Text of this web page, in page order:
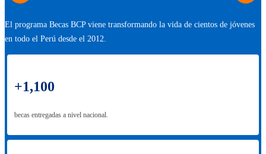
El programa Becas BCP viene transformando la vida de cientos de jóvenes
en todo el Perú desde el 2012.
+1,100
becas entregadas a nivel nacional.